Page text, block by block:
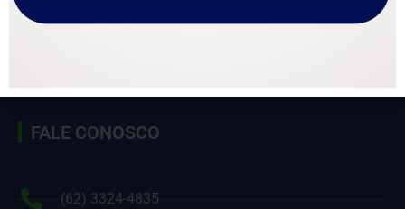
FALE CONOSCO
(62) 3324-4835